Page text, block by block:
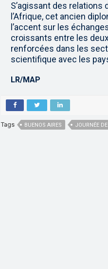
S’agissant des relations
l’Afrique, cet ancien
l’accent sur les
croissants entre les
renforcées dans les
scientifique avec les
LR/MAP
Tags BUENOS AIRES JOURNÉE